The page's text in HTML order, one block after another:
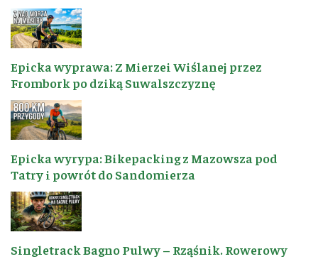
Epicka wyprawa: Z Mierzei Wiślanej przez
Frombork po dziką Suwalszczyznę
Epicka wyrypa: Bikepacking z Mazowsza pod
Tatry i powrót do Sandomierza
Singletrack Bagno Pulwy – Rząśnik. Rowerowy